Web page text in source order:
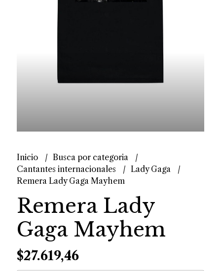
Inicio
Busca por categoria
Cantantes internacionales
Lady Gaga
Remera Lady Gaga Mayhem
Remera Lady
Gaga Mayhem
$27.619,46